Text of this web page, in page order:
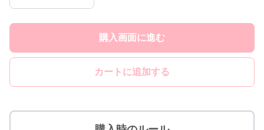
購入画面に進む
カートに追加する